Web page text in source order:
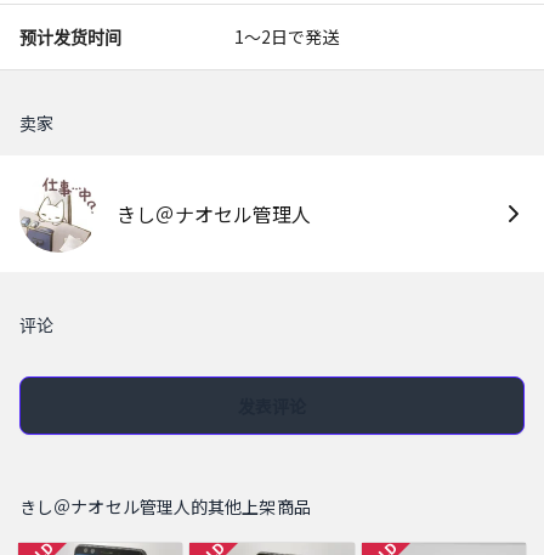
预计发货时间 1〜2日で発送
卖家
きし＠ナオセル管理人
评论
きし＠ナオセル管理人的其他上架商品